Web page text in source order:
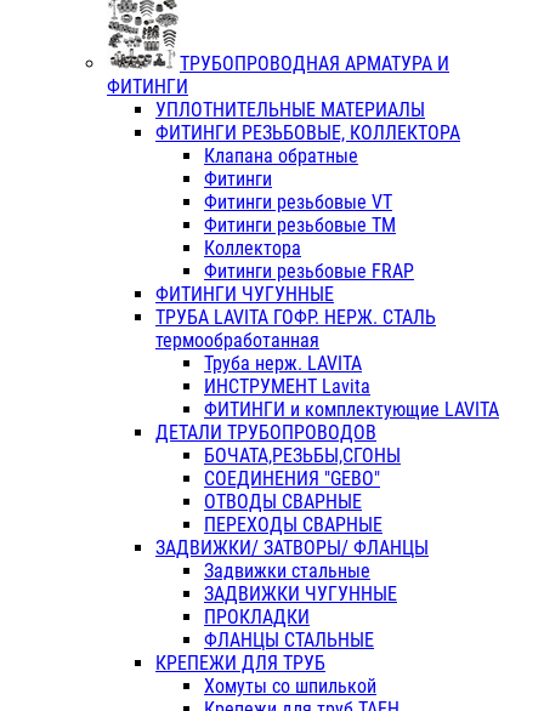
ТРУБОПРОВОДНАЯ АРМАТУРА И
ФИТИНГИ
УПЛОТНИТЕЛЬНЫЕ МАТЕРИАЛЫ
ФИТИНГИ РЕЗЬБОВЫЕ, КОЛЛЕКТОРА
Клапана обратные
Фитинги
Фитинги резьбовые VT
Фитинги резьбовые ТМ
Коллектора
Фитинги резьбовые FRAP
ФИТИНГИ ЧУГУННЫЕ
ТРУБА LAVITA ГОФР. НЕРЖ. СТАЛЬ
термообработанная
Труба нерж. LAVITA
ИНСТРУМЕНТ Lavita
ФИТИНГИ и комплектующие LAVITA
ДЕТАЛИ ТРУБОПРОВОДОВ
БОЧАТА,РЕЗЬБЫ,СГОНЫ
СОЕДИНЕНИЯ "GEBO"
ОТВОДЫ СВАРНЫЕ
ПЕРЕХОДЫ СВАРНЫЕ
ЗАДВИЖКИ/ ЗАТВОРЫ/ ФЛАНЦЫ
Задвижки стальные
ЗАДВИЖКИ ЧУГУННЫЕ
ПРОКЛАДКИ
ФЛАНЦЫ СТАЛЬНЫЕ
КРЕПЕЖИ ДЛЯ ТРУБ
Хомуты со шпилькой